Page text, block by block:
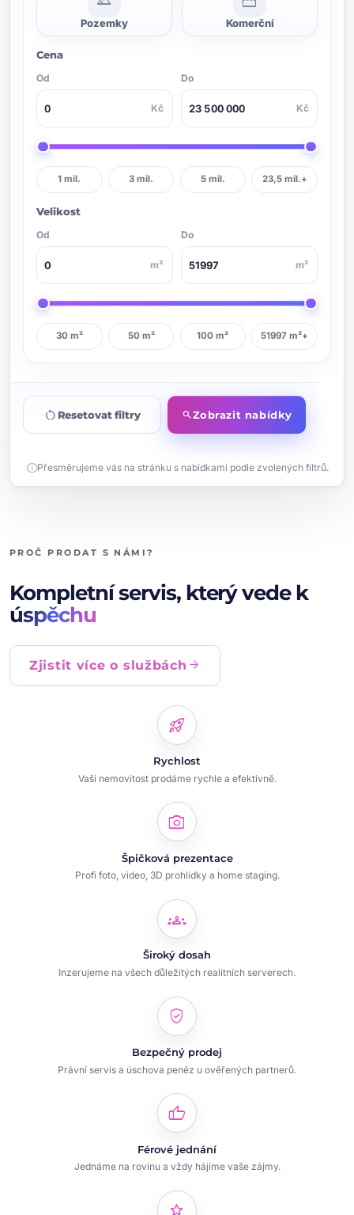
Pozemky Komerční
Cena
Od
Kč
Do
Kč
1 mil. 3 mil. 5 mil. 23,5 mil.+
Velikost
Od
m²
Do
m²
30 m² 50 m² 100 m² 51997 m²+
restart_alt Resetovat filtry searchZobrazit nabídky
infoPřesměrujeme vás na stránku s nabídkami podle zvolených filtrů.
PROČ PRODAT S NÁMI?
Kompletní servis, který vede k
úspěchu
Zjistit více o službách arrow_forward
rocket_launch
Rychlost
Vaši nemovitost prodáme rychle a efektivně.
photo_camera
Špičková prezentace
Profi foto, video, 3D prohlídky a home staging.
groups
Široký dosah
Inzerujeme na všech důležitých realitních serverech.
verified_user
Bezpečný prodej
Právní servis a úschova peněz u ověřených partnerů.
thumb_up
Férové jednání
Jednáme na rovinu a vždy hájíme vaše zájmy.